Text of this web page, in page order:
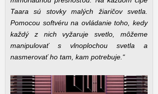
Taara sú stovky malých žiaričov svetla.
Pomocou softvéru na ovládanie toho, kedy
každý z nich vyžaruje svetlo, môžeme
manipulovať s vlnoplochou svetla a
nasmerovať ho tam, kam potrebuje.“